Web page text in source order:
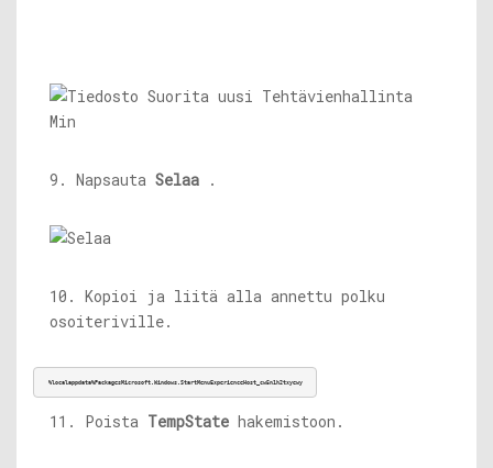
9. Napsauta Selaa .
10. Kopioi ja liitä alla annettu polku
osoiteriville.
%localappdata%PackagesMicrosoft.Windows.StartMenuExperienceHost_cw5n1h2txyewy
11. Poista TempState hakemistoon.